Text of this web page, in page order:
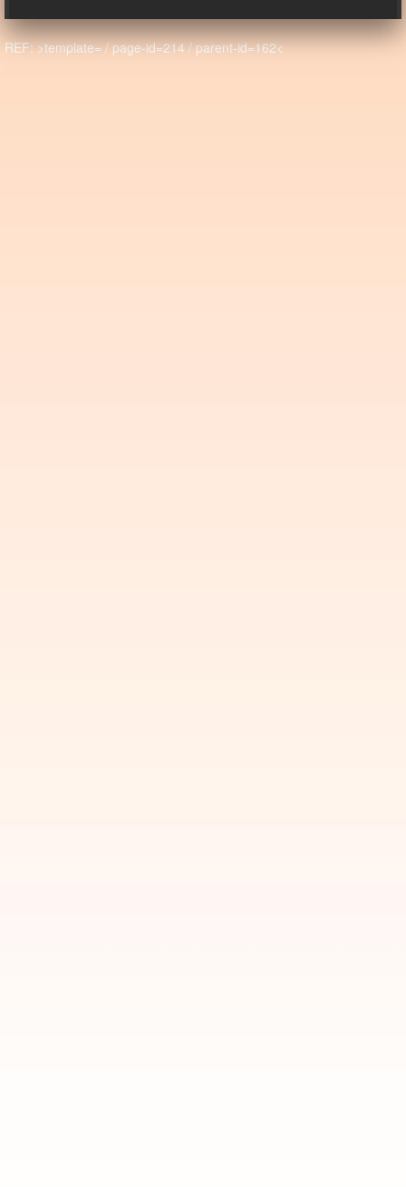
REF: >template= / page-id=214 / parent-id=162<